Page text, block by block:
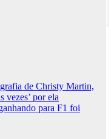
de Christy Martin,
vezes’ por ela
para F1 foi